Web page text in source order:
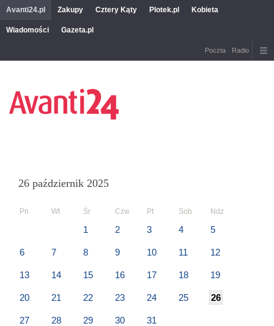
Avanti24.pl Zakupy Cztery Kąty Plotek.pl Kobieta
Wiadomości Gazeta.pl
Poczta Radio
26 październik 2025
Pn Wt Śr Czw Pt Sob Ndz
1 2 3 4 5
6 7 8 9 10 11 12
13 14 15 16 17 18 19
20 21 22 23 24 25 26
27 28 29 30 31